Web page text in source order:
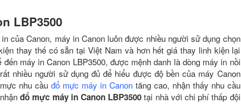
LBP3500
của Canon, máy in Canon luôn được nhiều người sử dụng chọn
thay thế có sẵn tại Việt Nam và hơn hết giá thay linh kiện lại
máy in Canon LBP3500, được mệnh danh là dòng máy in nồi
nhiều người sử dụng đủ để hiểu được độ bền của máy Canon
nhu cầuđổ mực máy in Canontăng cao, nhận thấy nhu cầu
đổ mực máy in Canon LBP3500 tại nhà với chi phí thấp đội